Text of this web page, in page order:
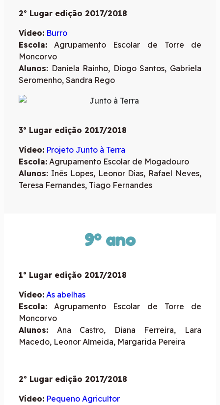
2º Lugar edição 2017/2018
Vídeo: Burro
Escola: Agrupamento Escolar de Torre de
Moncorvo
Alunos: Daniela Rainho, Diogo Santos, Gabriela
Seromenho, Sandra Rego
3º Lugar edição 2017/2018
Vídeo: Projeto Junto à Terra
Escola: Agrupamento Escolar de Mogadouro
Alunos: Inês Lopes, Leonor Dias, Rafael Neves,
Teresa Fernandes, Tiago Fernandes
9º ano
1º Lugar edição 2017/2018
Vídeo: As abelhas
Escola: Agrupamento Escolar de Torre de
Moncorvo
Alunos: Ana Castro, Diana Ferreira, Lara
Macedo, Leonor Almeida, Margarida Pereira
2º Lugar edição 2017/2018
Vídeo: Pequeno Agricultor